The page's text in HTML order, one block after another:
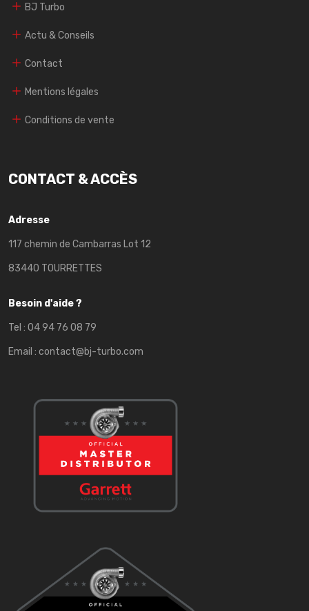
BJ Turbo
Actu & Conseils
Contact
Mentions légales
Conditions de vente
CONTACT & ACCÈS
Adresse
117 chemin de Cambarras Lot 12
83440 TOURRETTES
Besoin d'aide ?
Tel : 04 94 76 08 79
Email : contact@bj-turbo.com